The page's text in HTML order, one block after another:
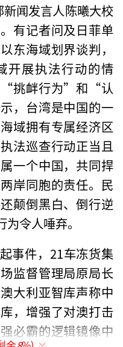
闻发言人陈曦大校
有记者问及日菲单
东海域划界谈判，
开展执法行动的情
“挑衅行为”和“认
，台湾是中国的一
域拥有专属经济区
法巡查行动正当且
一个中国，共同捍
岸同胞的责任。民
颠倒黑白、倒行逆
令人唾弃。
事件，21车冻货集
监督管理局原局长
大利亚智库声称中
，增强了对澳打击
必霸的逻辑镜像中